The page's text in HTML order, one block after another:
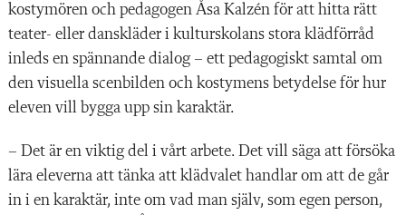
kostymören och pedagogen Åsa Kalzén för att hitta rätt
teater- eller danskläder i kulturskolans stora klädförråd
inleds en spännande dialog – ett pedagogiskt samtal om
den visuella scenbilden och kostymens betydelse för hur
eleven vill bygga upp sin karaktär.
– Det är en viktig del i vårt arbete. Det vill säga att försöka
lära eleverna att tänka att klädvalet handlar om att de går
in i en karaktär, inte om vad man själv, som egen person,